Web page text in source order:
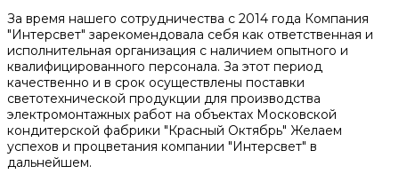
За время нашего сотрудничества с 2014 года Компания
"Интерсвет" зарекомендовала себя как ответственная и
исполнительная организация с наличием опытного и
квалифицированного персонала. За этот период
качественно и в срок осуществлены поставки
светотехнической продукции для производства
электромонтажных работ на объектах Московской
кондитерской фабрики "Красный Октябрь" Желаем
успехов и процветания компании "Интерсвет" в
дальнейшем.